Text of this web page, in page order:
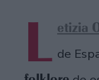
L etizia
de